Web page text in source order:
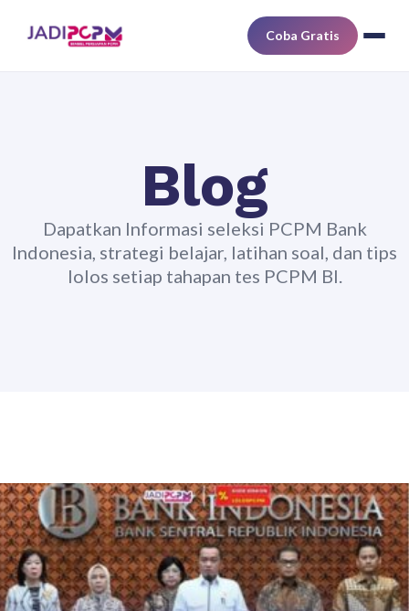
Coba Gratis
Blog
Dapatkan Informasi seleksi PCPM Bank
Indonesia, strategi belajar, latihan soal, dan tips
lolos setiap tahapan tes PCPM BI.